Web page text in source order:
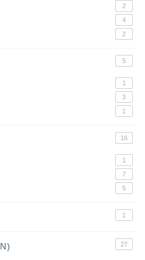
2
4
2
5
1
3
1
16
1
7
5
1
27